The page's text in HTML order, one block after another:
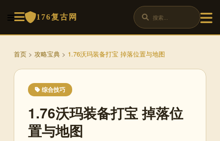
176复古网
首页 > 攻略宝典 > 1.76沃玛装备打宝 掉落位置与地图
综合技巧
1.76沃玛装备打宝 掉落位
置与地图